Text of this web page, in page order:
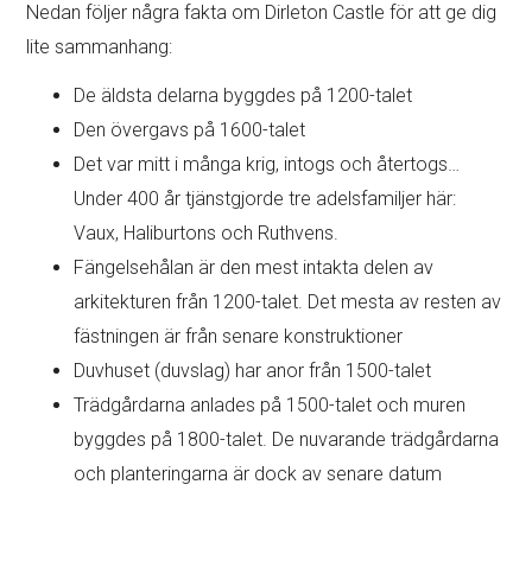
Nedan följer några fakta om Dirleton Castle för att ge dig
lite sammanhang:
De äldsta delarna byggdes på 1200-talet
Den övergavs på 1600-talet
Det var mitt i många krig, intogs och återtogs…
Under 400 år tjänstgjorde tre adelsfamiljer här:
Vaux, Haliburtons och Ruthvens.
Fängelsehålan är den mest intakta delen av
arkitekturen från 1200-talet. Det mesta av resten av
fästningen är från senare konstruktioner
Duvhuset (duvslag) har anor från 1500-talet
Trädgårdarna anlades på 1500-talet och muren
byggdes på 1800-talet. De nuvarande trädgårdarna
och planteringarna är dock av senare datum